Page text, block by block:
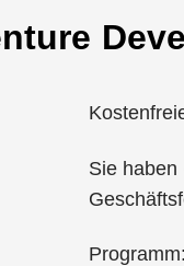
Sie
Programm: